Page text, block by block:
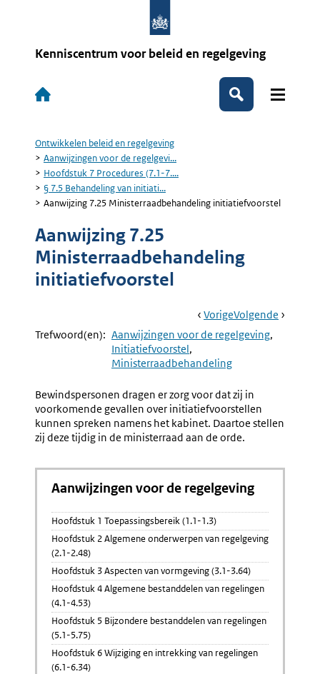
Kenniscentrum voor beleid en regelgeving
Hoofdnavigatie
Zoeken
Kruimelpad
Ontwikkelen beleid en regelgeving
Aanwijzingen voor de regelgevi...
Hoofdstuk 7 Procedures (7.1-7....
§ 7.5 Behandeling van initiati...
Aanwijzing 7.25 Ministerraadbehandeling initiatiefvoorstel
Aanwijzing 7.25
Ministerraadbehandeling
initiatiefvoorstel
Book
Navigation
Ga
Naar
VorigePagina:
Aanwijzing
7.24
Initiatiefvoorstel
Ga
Naar
Volgende Pagina:
Trefwoord(en): Aanwijzingen voor de regelgeving
Initiatiefvoorstel
Ministerraadbehandeling
Bewindspersonen dragen er zorg voor dat zij in
voorkomende gevallen over initiatiefvoorstellen
kunnen spreken namens het kabinet. Daartoe stellen
zij deze tijdig in de ministerraad aan de orde.
Aanwijzingen voor de regelgeving
Hoofdstuk 1 Toepassingsbereik (1.1-1.3)
Hoofdstuk 2 Algemene onderwerpen van regelgeving
(2.1-2.48)
Hoofdstuk 3 Aspecten van vormgeving (3.1-3.64)
Hoofdstuk 4 Algemene bestanddelen van regelingen
(4.1-4.53)
Hoofdstuk 5 Bijzondere bestanddelen van regelingen
(5.1-5.75)
Hoofdstuk 6 Wijziging en intrekking van regelingen
(6.1-6.34)